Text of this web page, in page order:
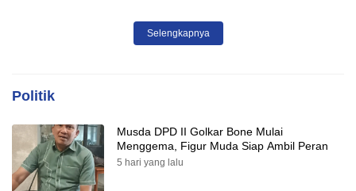
Selengkapnya
Politik
Musda DPD II Golkar Bone Mulai
Menggema, Figur Muda Siap Ambil Peran
5 hari yang lalu